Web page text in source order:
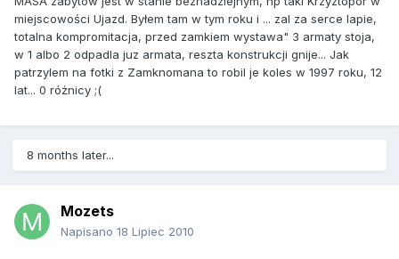
miejscowości Ujazd. Byłem tam w tym roku i ... zal za serce lapie,
totalna kompromitacja, przed zamkiem wystawa" 3 armaty stoja,
w 1 albo 2 odpadla juz armata, reszta konstrukcji gnije... Jak
patrzylem na fotki z Zamknomana to robil je koles w 1997 roku, 12
lat... 0 różnicy ;(
8 months later...
Mozets
Napisano 18 Lipiec 2010